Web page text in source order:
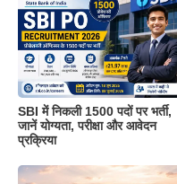
SBI में निकली 1500 पदों पर भर्ती,
जानें योग्यता, परीक्षा और आवेदन
प्रक्रिया